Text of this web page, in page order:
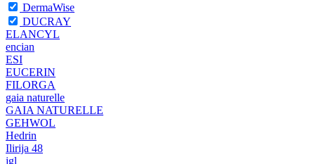
DermaWise
DUCRAY
ELANCYL
encian
ESI
EUCERIN
FILORGA
gaia naturelle
GAIA NATURELLE
GEHWOL
Hedrin
Ilirija 48
jgl